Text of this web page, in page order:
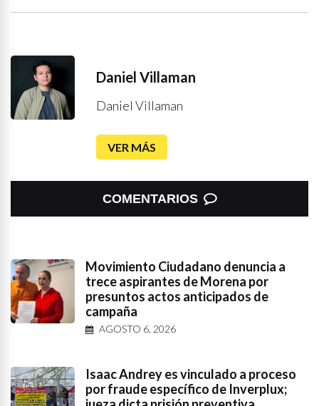
Daniel Villaman
Daniel Villaman
VER MÁS
COMENTARIOS
Movimiento Ciudadano denuncia a
trece aspirantes de Morena por
presuntos actos anticipados de
campaña
AGOSTO 6, 2026
Isaac Andrey es vinculado a proceso
por fraude específico de Inverplux;